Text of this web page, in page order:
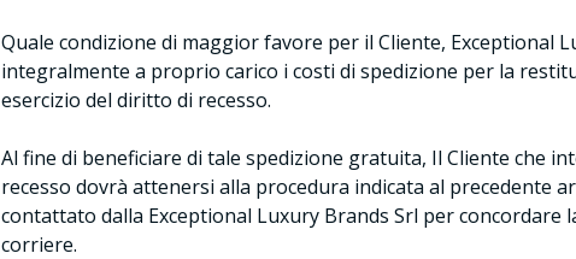
Quale condizione di maggior favore per il Cliente, Exceptional
integralmente a proprio carico i costi di spedizione per la
esercizio del diritto di recesso.
Al fine di beneficiare di tale spedizione gratuita, Il Cliente che
recesso dovrà attenersi alla procedura indicata al precedente
contattato dalla Exceptional Luxury Brands Srl per concordare
corriere.